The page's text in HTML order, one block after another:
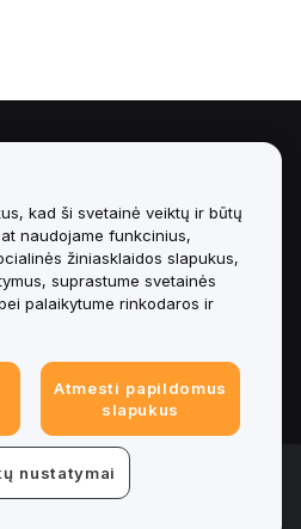
rights reserved.
kad ši svetainė veiktų ir būtų
naudojame funkcinius,
žiniasklaidos slapukus,
suprastume svetainės
palaikytume rinkodaros ir
Atmesti papildomus
slapukus
nustatymai